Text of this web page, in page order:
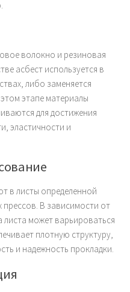
волокно и резиновая
асбест используется в
либо заменяется
этапе материалы
для достижения
эластичности и
в листы определенной
В зависимости от
может варьироваться
плотную структуру,
и надежность прокладки.